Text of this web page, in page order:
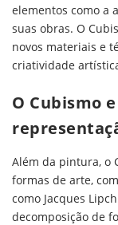
elementos como a
suas obras. O
novos materiais e
criatividade
O Cubismo
Além da pintura, o
formas de arte,
como Jacques
decomposição de